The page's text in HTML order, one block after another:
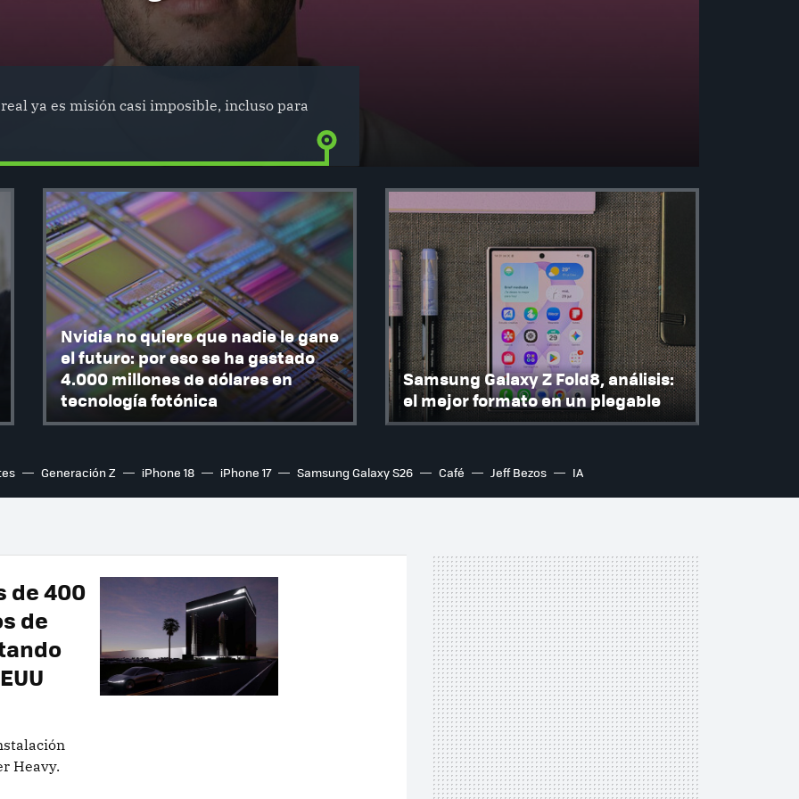
ya es misión casi imposible, incluso para
Nvidia no quiere que nadie le gane
el futuro: por eso se ha gastado
4.000 millones de dólares en
tecnología fotónica
Samsung Galaxy Z Fold8, análisis:
el mejor formato en un plegable
Generación Z iPhone 18 iPhone 17 Samsung Galaxy S26 Café Jeff Bezos IA
de 400
de
Heavy.